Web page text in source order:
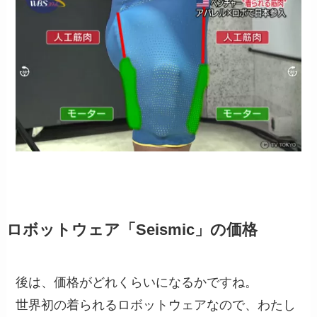
ロボットウェア「Seismic」の価格
後は、価格がどれくらいになるかですね。
世界初の着られるロボットウェアなので、わたし